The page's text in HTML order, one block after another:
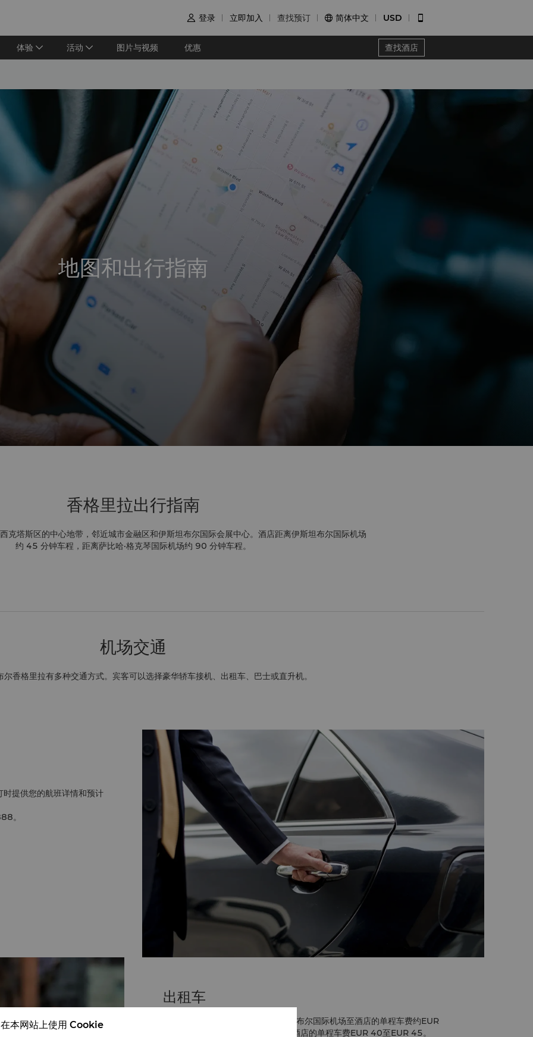
 登录 立即加入 查找预订  简体中文 USD 
体验 活动 图片与视频 优惠 查找酒店
地图和出行指南
香格里拉出行指南
克塔斯区的中心地带，邻近城市金融区和伊斯坦布尔国际会展中心。酒店距离伊斯坦布尔国际机场
约 45 分钟车程，距离萨比哈·格克琴国际机场约 90 分钟车程。
机场交通
尔香格里拉有多种交通方式。宾客可以选择豪华轿车接机、出租车、巴士或直升机。
提供您的航班详情和预计
。
出租车
两个机场均提供出租车服务。伊斯坦布尔国际机场至酒店的单程车费约EUR
25， Sabiha Gokcen国际机场至酒店的单程车费EUR 40至EUR 45。
本网站上使用 Cookie